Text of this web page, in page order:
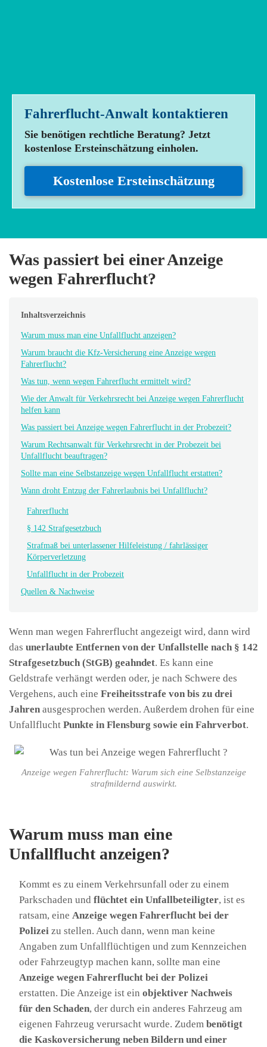
Fahrerflucht-Anwalt kontaktieren
Sie benötigen rechtliche Beratung? Jetzt
kostenlose Ersteinschätzung einholen.
Kostenlose Ersteinschätzung
Was passiert bei einer Anzeige
wegen Fahrerflucht?
Inhaltsverzeichnis
Warum muss man eine Unfallflucht anzeigen?
Warum braucht die Kfz-Versicherung eine Anzeige wegen
Fahrerflucht?
Was tun, wenn wegen Fahrerflucht ermittelt wird?
Wie der Anwalt für Verkehrsrecht bei Anzeige wegen Fahrerflucht
helfen kann
Was passiert bei Anzeige wegen Fahrerflucht in der Probezeit?
Warum Rechtsanwalt für Verkehrsrecht in der Probezeit bei
Unfallflucht beauftragen?
Sollte man eine Selbstanzeige wegen Unfallflucht erstatten?
Wann droht Entzug der Fahrerlaubnis bei Unfallflucht?
Fahrerflucht
§ 142 Strafgesetzbuch
Strafmaß bei unterlassener Hilfeleistung / fahrlässiger
Körperverletzung
Unfallflucht in der Probezeit
Quellen & Nachweise
Wenn man wegen Fahrerflucht angezeigt wird, dann wird
das unerlaubte Entfernen von der Unfallstelle nach § 142
Strafgesetzbuch (StGB) geahndet. Es kann eine
Geldstrafe verhängt werden oder, je nach Schwere des
Vergehens, auch eine Freiheitsstrafe von bis zu drei
Jahren ausgesprochen werden. Außerdem drohen für eine
Unfallflucht Punkte in Flensburg sowie ein Fahrverbot.
Anzeige wegen Fahrerflucht: Warum sich eine Selbstanzeige
strafmildernd auswirkt.
Warum muss man eine
Unfallflucht anzeigen?
Kommt es zu einem Verkehrsunfall oder zu einem
Parkschaden und flüchtet ein Unfallbeteiligter, ist es
ratsam, eine Anzeige wegen Fahrerflucht bei der
Polizei zu stellen. Auch dann, wenn man keine
Angaben zum Unfallflüchtigen und zum Kennzeichen
oder Fahrzeugtyp machen kann, sollte man eine
Anzeige wegen Fahrerflucht bei der Polizei
erstatten. Die Anzeige ist ein objektiver Nachweis
für den Schaden, der durch ein anderes Fahrzeug am
eigenen Fahrzeug verursacht wurde. Zudem benötigt
die Kaskoversicherung neben Bildern und einer